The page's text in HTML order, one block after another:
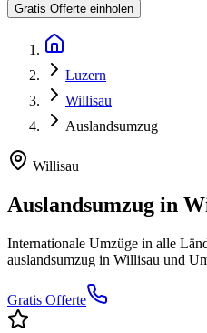
Gratis Offerte einholen
Luzern
Willisau
Auslandsumzug
Willisau
Auslandsumzug in
Internationale Umzüge in alle
auslandsumzug in Willisau und
Gratis Offerte